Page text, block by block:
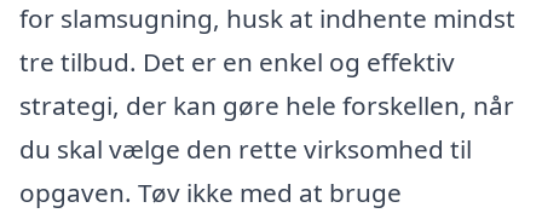
for slamsugning, husk at indhente mindst
tre tilbud. Det er en enkel og effektiv
strategi, der kan gøre hele forskellen, når
du skal vælge den rette virksomhed til
opgaven. Tøv ikke med at bruge